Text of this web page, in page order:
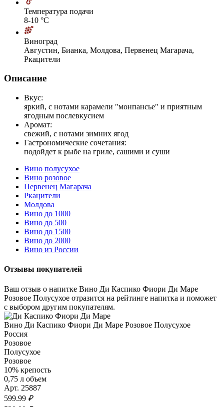
Температура подачи
8-10 °С
Виноград
Августин, Бианка, Молдова, Первенец Магарача,
Ркацители
Описание
Вкус:
яркий, с нотами карамели "монпансье" и приятным
ягодным послевкусием
Аромат:
свежий, с нотами зимних ягод
Гастрономические сочетания:
подойдет к рыбе на гриле, сашими и суши
Вино полусухое
Вино розовое
Первенец Магарача
Ркацители
Молдова
Вино до 1000
Вино до 500
Вино до 1500
Вино до 2000
Вино из России
Отзывы покупателей
Ваш отзыв о напитке Вино Ди Каспико Фиори Ди Маре
Розовое Полусухое отразится на рейтинге напитка и поможет
с выбором другим покупателям.
Вино Ди Каспико Фиори Ди Маре Розовое Полусухое
Россия
Розовое
Полусухое
Розовое
10% крепость
0,75 л объем
Арт. 25887
599.99 ₽